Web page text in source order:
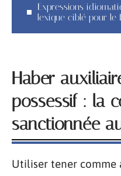
Expressions
lexique ciblé pour le
Haber
possessif : la
sanctionnée
Utiliser tener comme